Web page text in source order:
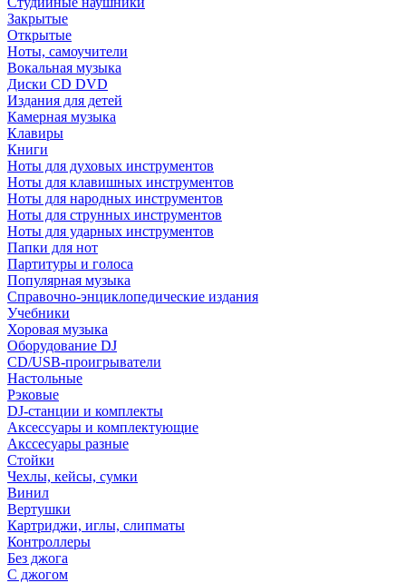
Закрытые
Открытые
Ноты, самоучители
Вокальная музыка
Диски CD DVD
Издания для детей
Камерная музыка
Клавиры
Книги
Ноты для духовых инструментов
Ноты для клавишных инструментов
Ноты для народных инструментов
Ноты для струнных инструментов
Ноты для ударных инструментов
Папки для нот
Партитуры и голоса
Популярная музыка
Справочно-энциклопедические издания
Учебники
Хоровая музыка
Оборудование DJ
CD/USB-проигрыватели
Настольные
Рэковые
DJ-станции и комплекты
Аксессуары и комплектующие
Акссесуары разные
Стойки
Чехлы, кейсы, сумки
Винил
Вертушки
Картриджи, иглы, слипматы
Контроллеры
Без джога
С джогом